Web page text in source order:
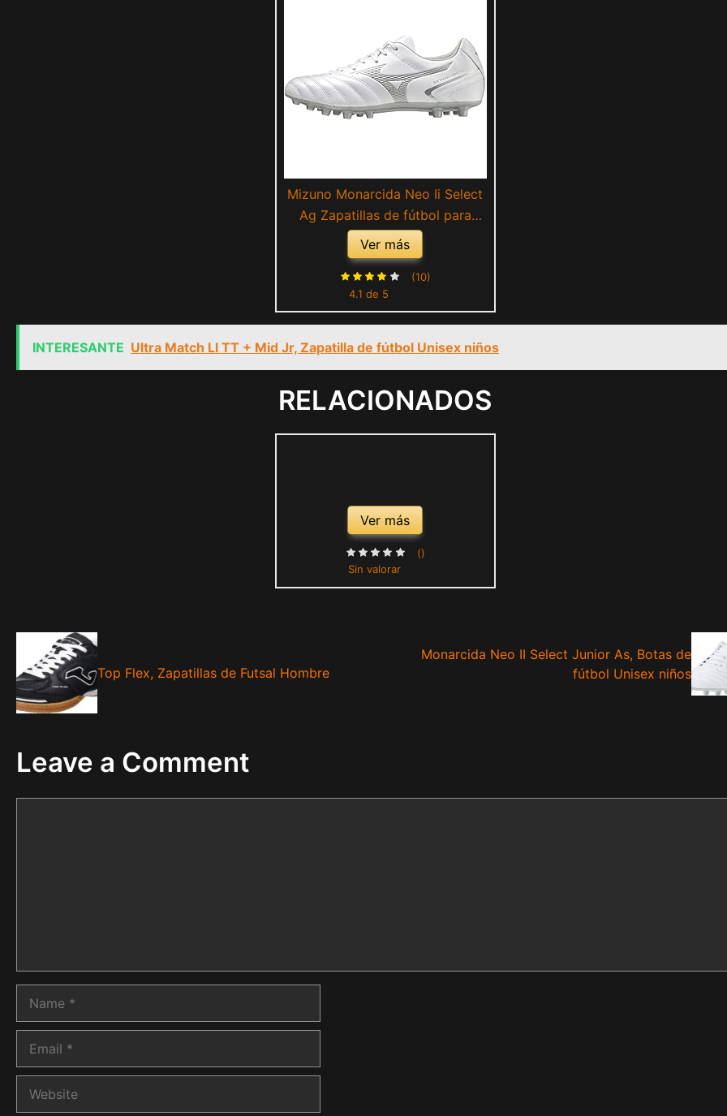
Mizuno Monarcida Neo Ii Select
Ag Zapatillas de fútbol para
Unisex adulto, Blanco
(White/Hologram), 43 EU
Ver más
4.1 de 5
(10)
INTERESANTE Ultra Match Ll TT + Mid Jr, Zapatilla de fútbol Unisex niños
RELACIONADOS
Ver más
Sin valorar
()
Top Flex, Zapatillas de Futsal Hombre
Monarcida Neo II Select Junior As, Botas de
fútbol Unisex niños
Leave a Comment